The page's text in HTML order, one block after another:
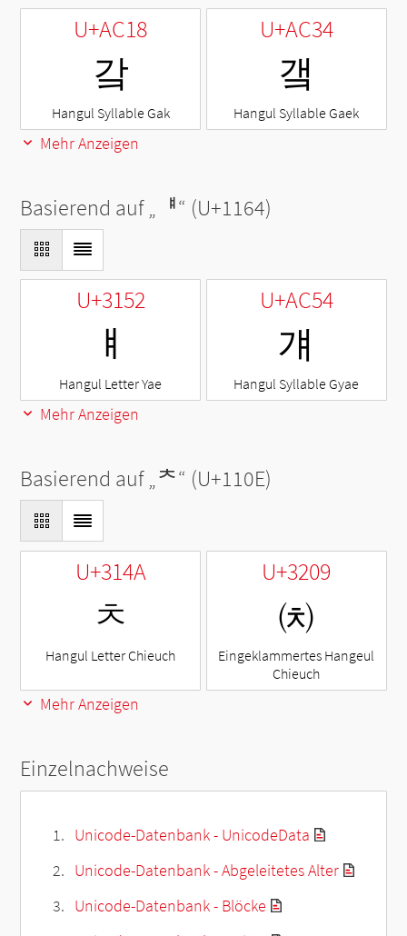
U+AC18
갘
Hangul Syllable Gak
U+AC34
갴
Hangul Syllable Gaek
Mehr Anzeigen
Basierend auf „ ᅤ“ (U+1164)
U+3152
ㅒ
Hangul Letter Yae
U+AC54
걔
Hangul Syllable Gyae
Mehr Anzeigen
Basierend auf „ᄎ“ (U+110E)
U+314A
ㅊ
Hangul Letter Chieuch
U+3209
㈉
Eingeklammertes Hangeul
Chieuch
Mehr Anzeigen
Einzelnachweise
Unicode-Datenbank - UnicodeData
Unicode-Datenbank - Abgeleitetes Alter
Unicode-Datenbank - Blöcke